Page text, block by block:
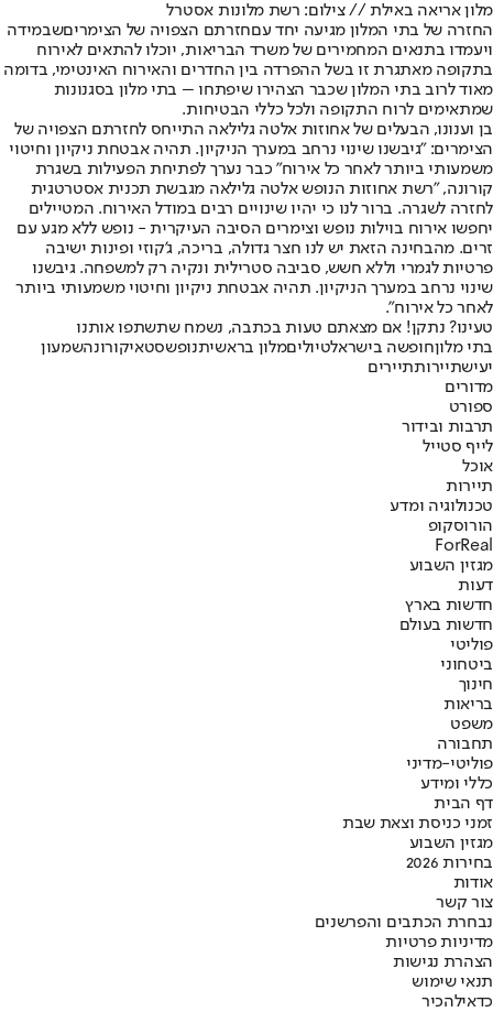
מלון אריאה באילת // צילום: רשת מלונות אסטרל
החזרה של בתי המלון מגיעה יחד עםחזרתם הצפויה של הצימריםשבמידה
ויעמדו בתנאים המחמירים של משרד הבריאות, יוכלו להתאים לאירוח
בתקופה מאתגרת זו בשל ההפרדה בין החדרים והאירוח האינטימי, בדומה
מאוד לרוב בתי המלון שכבר הצהירו שיפתחו – בתי מלון בסגנונות
שמתאימים לרוח התקופה ולכל כללי הבטיחות.
בן וענונו, הבעלים של אחוזות אלטה גלילאה התייחס לחזרתם הצפויה של
הצימרים: "גיבשנו שינוי נרחב במערך הניקיון. תהיה אבטחת ניקיון וחיטוי
משמעותי ביותר לאחר כל אירוח" כבר נערך לפתיחת הפעילות בשגרת
קורונה, "רשת אחוזות הנופש אלטה גלילאה מגבשת תכנית אסטרטגית
לחזרה לשגרה. ברור לנו כי יהיו שינויים רבים במודל האירוח. המטיילים
יחפשו אירוח בוילות נופש וצימרים הסיבה העיקרית - נופש ללא מגע עם
זרים. מהבחינה הזאת יש לנו חצר גדולה, בריכה, ג'קוזי ופינות ישיבה
פרטיות לגמרי וללא חשש, סביבה סטרילית ונקיה רק למשפחה. גיבשנו
שינוי נרחב במערך הניקיון. תהיה אבטחת ניקיון וחיטוי משמעותי ביותר
לאחר כל אירוח".
טעינו? נתקן! אם מצאתם טעות בכתבה, נשמח שתשתפו אותנו
בתי מלוןחופשה בישראלטיוליםמלון בראשיתנופשסטאיקורונהשמעון
יעישתיירותתיירים
מדורים
ספורט
תרבות ובידור
לייף סטייל
אוכל
תיירות
טכנולוגיה ומדע
הורוסקופ
ForReal
מגזין השבוע
דעות
חדשות בארץ
חדשות בעולם
פוליטי
ביטחוני
חינוך
בריאות
משפט
תחבורה
פוליטי-מדיני
כללי ומידע
דף הבית
זמני כניסת וצאת שבת
מגזין השבוע
בחירות 2026
אודות
צור קשר
נבחרת הכתבים והפרשנים
מדיניות פרטיות
הצהרת נגישות
תנאי שימוש
כדאילהכיר